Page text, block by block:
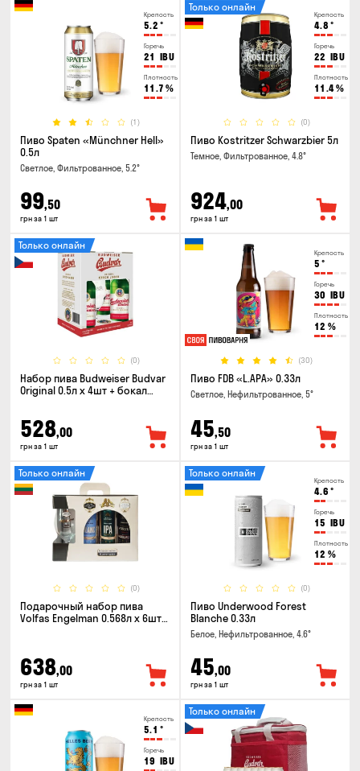
Крепость
5.2 °
Горечь
21 IBU
Плотность
11.7 %
(1)
Пиво Spaten «Münchner Hell»
0.5л
Светлое, Фильтрованное, 5.2°
99,50
грн за 1 шт
Крепость
4.8 °
Горечь
22 IBU
Плотность
11.4%
(0)
Только онлайн
Пиво Kostritzer Schwarzbier 5л
Темное, Фильтрованное, 4.8°
924,00
грн за 1 шт
(0)
Только онлайн
Набор пива Budweiser Budvar
Original 0.5л х 4шт + бокал
528,00
грн за 1 шт
Крепость
5 °
Горечь
30 IBU
Плотность
12 %
(30)
Пиво FDB «L.APA» 0.33л
Светлое, Нефильтрованное, 5°
45,50
грн за 1 шт
(0)
Только онлайн
Подарочный набор пива
Volfas Engelman 0.568л x 6шт +
638,00
грн за 1 шт
Крепость
4.6 °
Горечь
15 IBU
Плотность
12 %
(0)
Только онлайн
Пиво Underwood Forest
Blanche 0.33л
Белое, Нефильтрованное, 4.6°
45,00
грн за 1 шт
Крепость
5.1 °
Горечь
19 IBU
Только онлайн